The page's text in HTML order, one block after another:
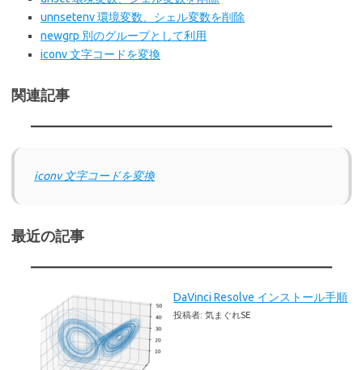
unnsetenv 環境変数、シェル変数を削除
newgrp 別のグループとして利用
iconv 文字コードを変換
関連記事
iconv 文字コードを変換
最近の記事
DaVinci Resolve インストール手順
投稿者: 気まぐれSE